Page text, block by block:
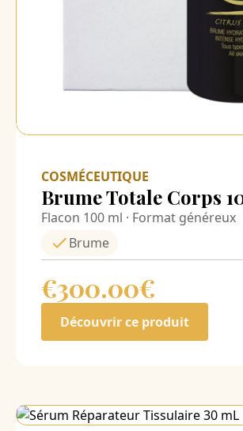
COSMÉCEUTIQUE
Brume Totale Corps
Flacon 100 ml · Format généreux
Brume
€300.00€
Découvrir ce produit